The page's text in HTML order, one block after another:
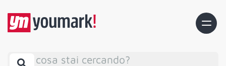
cosa stai cercando?